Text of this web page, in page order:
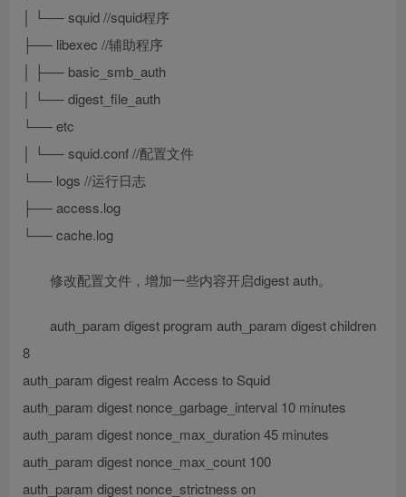
│ └── squid //squid程序
├── libexec //辅助程序
│ ├── basic_smb_auth
│ └── digest_file_auth
└── etc
│ └── squid.conf //配置文件
└── logs //运行日志
├── access.log
└── cache.log
修改配置文件，增加一些内容开启digest auth。
auth_param digest program auth_param digest children
8
auth_param digest realm Access to Squid
auth_param digest nonce_garbage_interval 10 minutes
auth_param digest nonce_max_duration 45 minutes
auth_param digest nonce_max_count 100
auth_param digest nonce_strictness on